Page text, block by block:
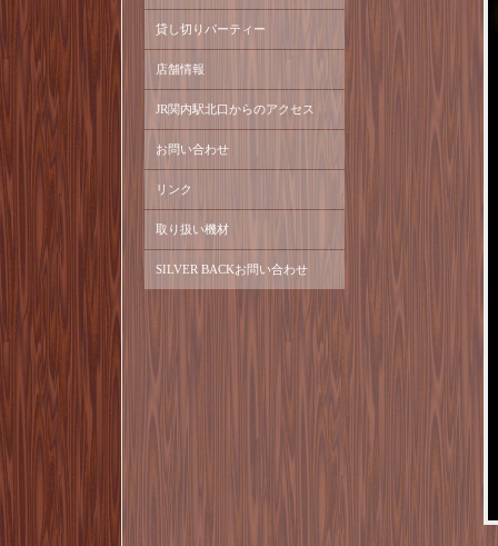
貸し切りパーティー
店舗情報
JR関内駅北口からのアクセス
お問い合わせ
リンク
取り扱い機材
SILVER BACKお問い合わせ